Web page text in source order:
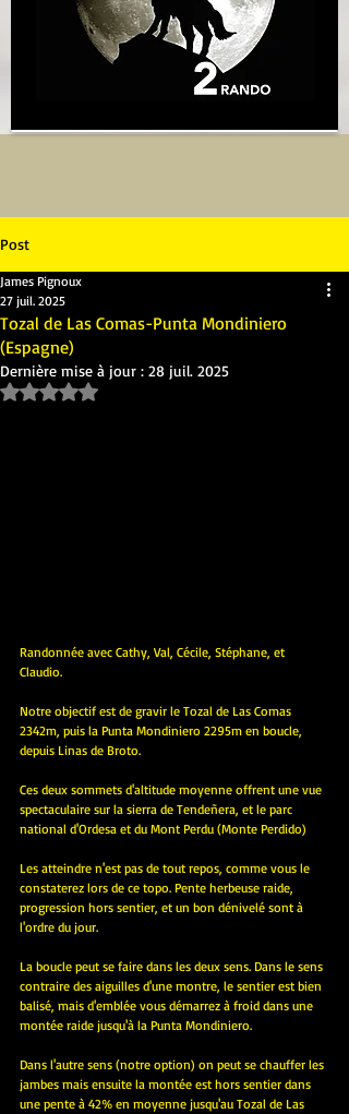
Post
Tozal de Las Comas-Punta Mondiniero
(Espagne)
James Pignoux
27 juil. 2025
Dernière mise à jour : 28 juil. 2025
Noté NaN étoiles sur 5.
Randonnée avec Cathy, Val, Cécile, Stéphane, et
Claudio.
Notre objectif est de gravir le Tozal de Las Comas
2342m, puis la Punta Mondiniero 2295m en boucle,
depuis Linas de Broto.
Ces deux sommets d'altitude moyenne offrent une vue
spectaculaire sur la sierra de Tendeñera, et le parc
national d'Ordesa et du Mont Perdu (Monte Perdido)
Les atteindre n'est pas de tout repos, comme vous le
constaterez lors de ce topo. Pente herbeuse raide,
progression hors sentier, et un bon dénivelé sont à
l'ordre du jour.
La boucle peut se faire dans les deux sens. Dans le sens
contraire des aiguilles d'une montre, le sentier est bien
balisé, mais d'emblée vous démarrez à froid dans une
montée raide jusqu'à la Punta Mondiniero.
Dans l'autre sens (notre option) on peut se chauffer les
jambes mais ensuite la montée est hors sentier dans
une pente à 42% en moyenne jusqu'au Tozal de Las